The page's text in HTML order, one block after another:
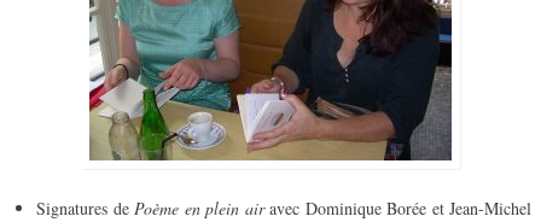
Signatures de Poème en plein airavec Dominique Borée et Jean-Michel